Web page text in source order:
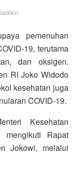
pemenuhan
19, terutama
dan oksigen.
RI Joko Widodo
kesehatan juga
COVID-19.
Kesehatan
Rapat
Jokowi, melalui